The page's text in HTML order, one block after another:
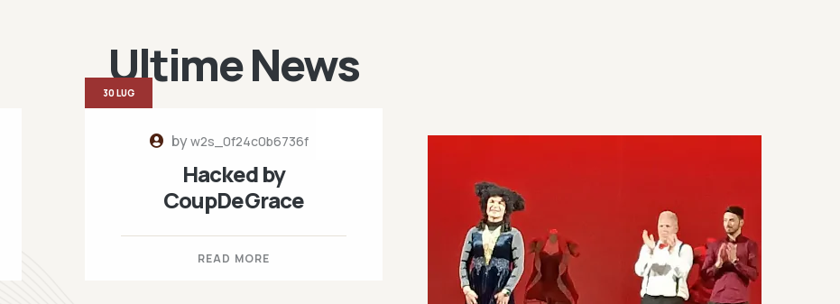
Ultime News
byw2s_0f24c0b6736f
Hacked by
CoupDeGrace
READ MORE
30 LUG